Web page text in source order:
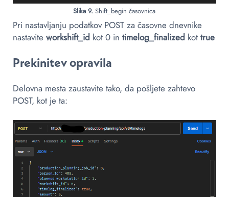
Slika 9. Shift_begin časovnica
Pri nastavljanju podatkov POST za časovne dnevnike
nastavite workshift_id kot 0 in timelog_finalized kot true
Prekinitev opravila
Delovna mesta zaustavite tako, da pošljete zahtevo
POST, kot je ta: